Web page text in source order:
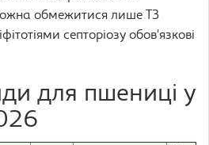
обмежитися лише Т3
септоріозу обов’язкові
для пшениці у